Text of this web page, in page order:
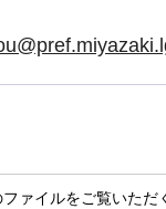
ファイルをご覧いた